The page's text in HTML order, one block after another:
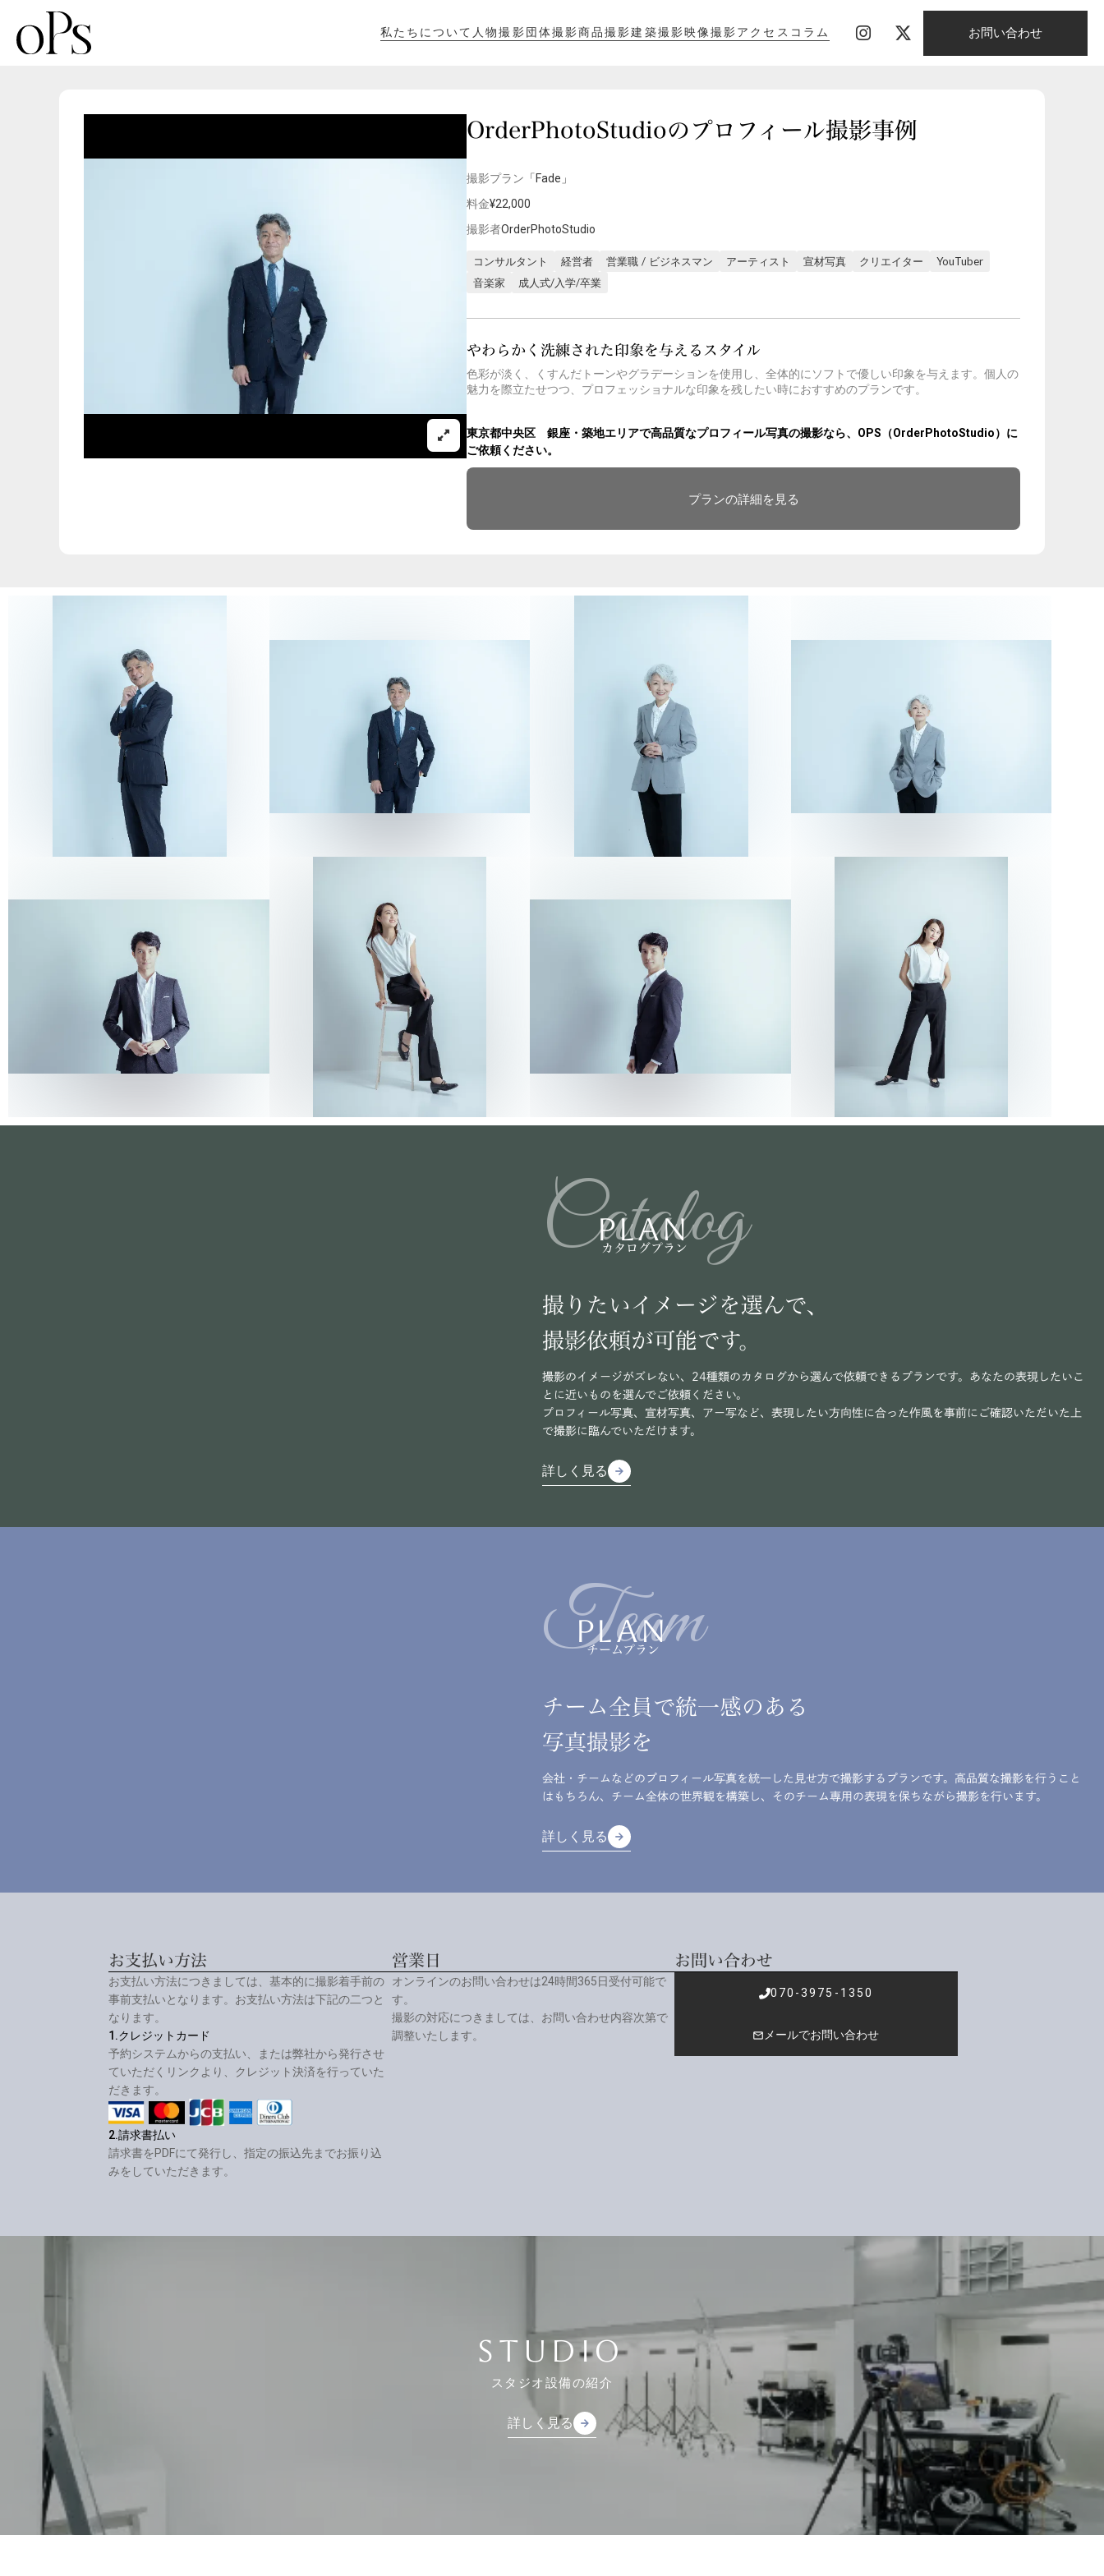
OrderPhotoStudioのプロフィール撮影事例
撮影プラン 「Fade」
料金¥22,000
撮影者OrderPhotoStudio
コンサルタント 経営者 営業職 / ビジネスマン アーティスト 宣材写真 クリエイター
YouTuber
音楽家
成人式/入学/卒業
やわらかく洗練された印象を与えるスタイル
色彩が淡く、くすんだトーンやグラデーションを使用し、全体的にソフトで優しい印象を与えます。個人の
魅力を際立たせつつ、プロフェッショナルな印象を残したい時におすすめのプランです。
東京都中央区 銀座・築地エリアで高品質なプロフィール写真の撮影なら、OPS（OrderPhotoStudio）に
ご依頼ください。
プランの詳細を見る
私たちについて 人物撮影団体撮影商品撮影建築撮影映像撮影アクセス コラム お問い合わせ
Catalog
PLAN
カタログプラン
撮りたいイメージを選んで、
撮影依頼が可能です。
撮影のイメージがズレない、24種類のカタログから選んで依頼できるプランです。あなたの表現したいこ
とに近いものを選んでご依頼ください。
プロフィール写真、宣材写真、アー写など、表現したい方向性に合った作風を事前にご確認いただいた上
で撮影に臨んでいただけます。
詳しく見る
詳しく見る
arrow_forward
arrow_forward
Team
PLAN
チームプラン
チーム全員で統一感のある
写真撮影を
会社・チームなどのプロフィール写真を統一した見せ方で撮影するプランです。高品質な撮影を行うこと
はもちろん、チーム全体の世界観を構築し、そのチーム専用の表現を保ちながら撮影を行います。
詳しく見る
詳しく見る
arrow_forward
arrow_forward
お支払い方法
お支払い方法につきましては、基本的に撮影着手前の
事前支払いとなります。お支払い方法は下記の二つと
なります。
1.クレジットカード
予約システムからの支払い、または弊社から発行させ
ていただくリンクより、クレジット決済を行っていた
だきます。
2.請求書払い
請求書をPDFにて発行し、指定の振込先までお振り込
みをしていただきます。
営業日
オンラインのお問い合わせは24時間365日受付可能で
す。
撮影の対応につきましては、お問い合わせ内容次第で
調整いたします。
お問い合わせ
070-3975-1350
mail_outline メールでお問い合わせ
STUDIO
スタジオ設備の紹介
詳しく見る
詳しく見る
arrow_forward
arrow_forward